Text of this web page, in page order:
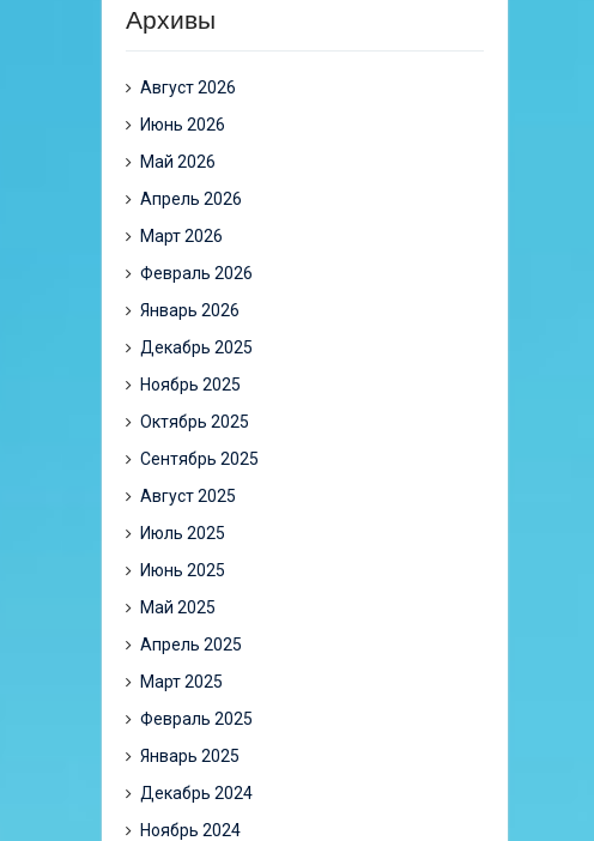
Архивы
Август 2026
Июнь 2026
Май 2026
Апрель 2026
Март 2026
Февраль 2026
Январь 2026
Декабрь 2025
Ноябрь 2025
Октябрь 2025
Сентябрь 2025
Август 2025
Июль 2025
Июнь 2025
Май 2025
Апрель 2025
Март 2025
Февраль 2025
Январь 2025
Декабрь 2024
Ноябрь 2024